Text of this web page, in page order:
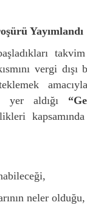
Yayımlandı
vergi dışı
yer aldığı
neler olduğu,